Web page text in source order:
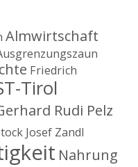
Almwirtschaft
Friedrich
Tirol
Rudi Pelz
Josef Zandl
Nahrung